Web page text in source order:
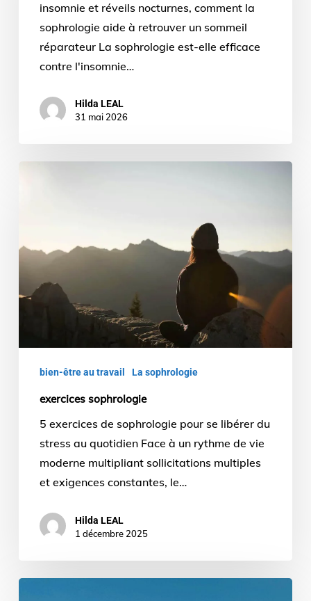
insomnie et réveils nocturnes, comment la
sophrologie aide à retrouver un sommeil
réparateur La sophrologie est-elle efficace
contre l'insomnie…
Hilda LEAL
31 mai 2026
bien-être au travail La sophrologie
exercices sophrologie
5 exercices de sophrologie pour se libérer du
stress au quotidien Face à un rythme de vie
moderne multipliant sollicitations multiples
et exigences constantes, le…
Hilda LEAL
1 décembre 2025